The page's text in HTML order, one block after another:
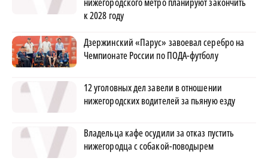
к 2028 году
Дзержинский «Парус» завоевал серебро на
Чемпионате России по ПОДА-футболу
12 уголовных дел завели в отношении
нижегородских водителей за пьяную езду
Владельца кафе осудили за отказ пустить
нижегородца с собакой-поводырем